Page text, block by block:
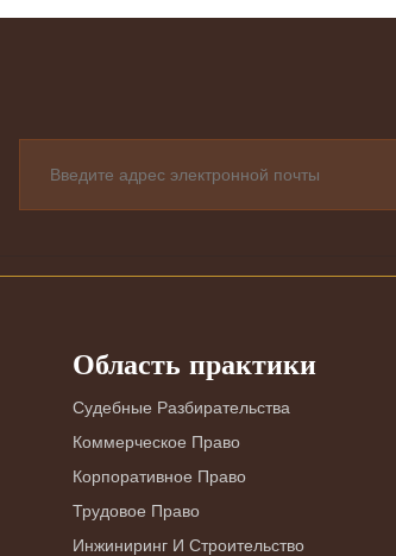
Область практики
Судебные Разбирательства
Коммерческое Право
Корпоративное Право
Трудовое Право
Инжиниринг И Строительство